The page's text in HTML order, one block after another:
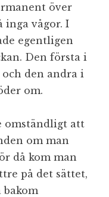
över
inga vågor. I
egentligen
Den första i
den andra i
om.
omständligt att
om man
då kom man
på det sättet,
bakom